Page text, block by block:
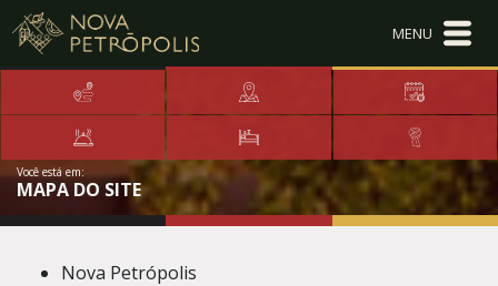
Ir para conteúdo principal
Conteúdo Menu
Conteúdo Principal
Você está em:
MAPA DO SITE
Nova Petrópolis